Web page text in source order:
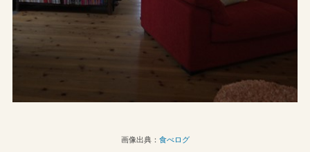
画像出典： 食べログ